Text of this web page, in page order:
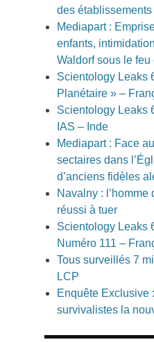
des
Mediapart :
enfants,
Waldorf sous le
Scientology Leaks
Planétaire » –
Scientology Leaks
IAS – Inde
Mediapart : Face
sectaires dans
d’anciens fidèles
Navalny : l’homme
réussi à tuer
Scientology Leaks
Numéro 111 –
Tous surveillés 7
LCP
Enquête Exclusive
survivalistes la